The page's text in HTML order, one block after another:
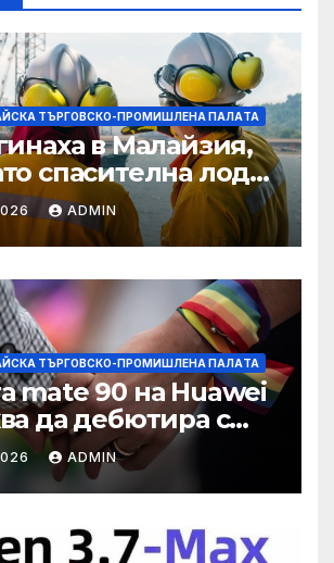
ТЪРГОВСКО-ПРОМИШЛЕНА ПАЛAТА
в Малайзия,
спасителна лодка
морето от
кораб на
ADMIN
ТЪРГОВСКО-ПРОМИШЛЕНА ПАЛAТА
mate 90 на Huawei
да дебютира с
тази есен ·
ADMIN